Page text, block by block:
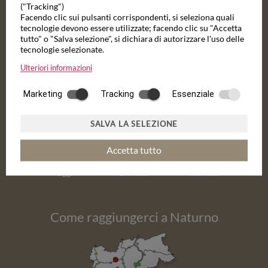
Via Castello 5 - 39025 Naturno
Telefono:
E-Mail:
Come raggiungerci a Naturno
("Tracking")
Facendo clic sui pulsanti corrispondenti, si seleziona quali
tecnologie devono essere utilizzate; facendo clic su "Accetta
tutto" o "Salva selezione", si dichiara di autorizzare l'uso delle
tecnologie selezionate.
Ulteriori informazioni
Marketing Tracking Essenziale
SALVA LA SELEZIONE
Accetta tutto